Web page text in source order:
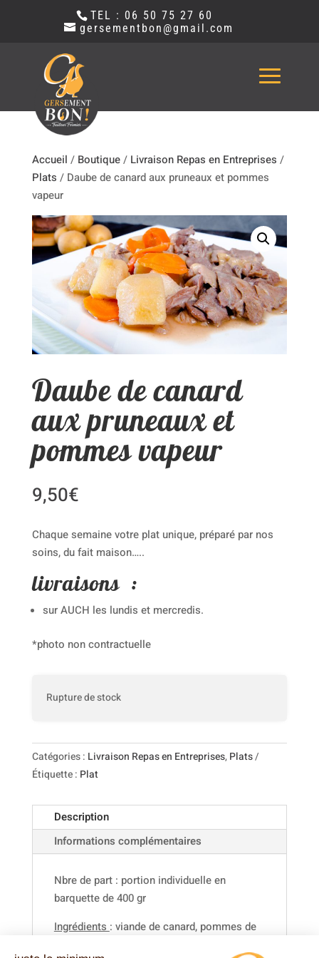
TEL : 06 50 75 27 60
gersementbon@gmail.com
Accueil / Boutique/ Livraison Repas en Entreprises /
Plats / Daube de canard aux pruneaux et pommes
vapeur
Daube de canard
aux pruneaux et
pommes vapeur
9,50€
Chaque semaine votre plat unique, préparé par nos
soins, du fait maison…..
livraisons :
sur AUCH les lundis et mercredis.
*photo non contractuelle
Rupture de stock
Catégories : Livraison Repas en Entreprises,Plats
Étiquette : Plat
Description
Informations complémentaires
Nbre de part : portion individuelle en
barquette de 400 gr
Ingrédients : viande de canard, pommes de